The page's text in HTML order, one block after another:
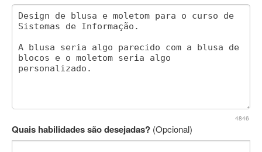
4846
Quais habilidades são desejadas? (Opcional)